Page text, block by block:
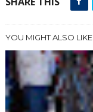
YOU MIGHT ALSO LIKE